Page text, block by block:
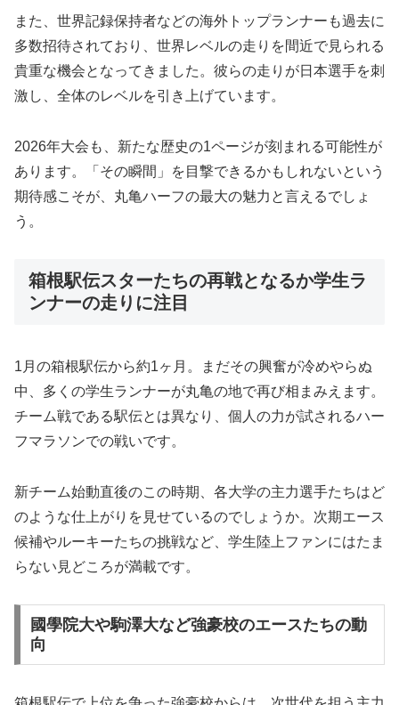
また、世界記録保持者などの海外トップランナーも過去に
多数招待されており、世界レベルの走りを間近で見られる
貴重な機会となってきました。彼らの走りが日本選手を刺
激し、全体のレベルを引き上げています。
2026年大会も、新たな歴史の1ページが刻まれる可能性が
あります。「その瞬間」を目撃できるかもしれないという
期待感こそが、丸亀ハーフの最大の魅力と言えるでしょ
う。
箱根駅伝スターたちの再戦となるか学生ラ
ンナーの走りに注目
1月の箱根駅伝から約1ヶ月。まだその興奮が冷めやらぬ
中、多くの学生ランナーが丸亀の地で再び相まみえます。
チーム戦である駅伝とは異なり、個人の力が試されるハー
フマラソンでの戦いです。
新チーム始動直後のこの時期、各大学の主力選手たちはど
のような仕上がりを見せているのでしょうか。次期エース
候補やルーキーたちの挑戦など、学生陸上ファンにはたま
らない見どころが満載です。
國學院大や駒澤大など強豪校のエースたちの動
向